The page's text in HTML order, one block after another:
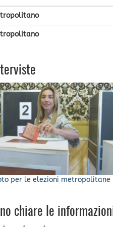
per le elezioni metropolitane
chiare le